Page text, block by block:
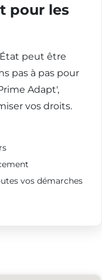
pour les
peut être
pas à pas pour
Adapt',
vos droits.
vos démarches